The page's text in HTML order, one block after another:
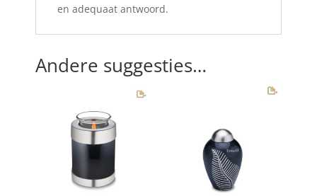
en adequaat antwoord.
Andere suggesties…